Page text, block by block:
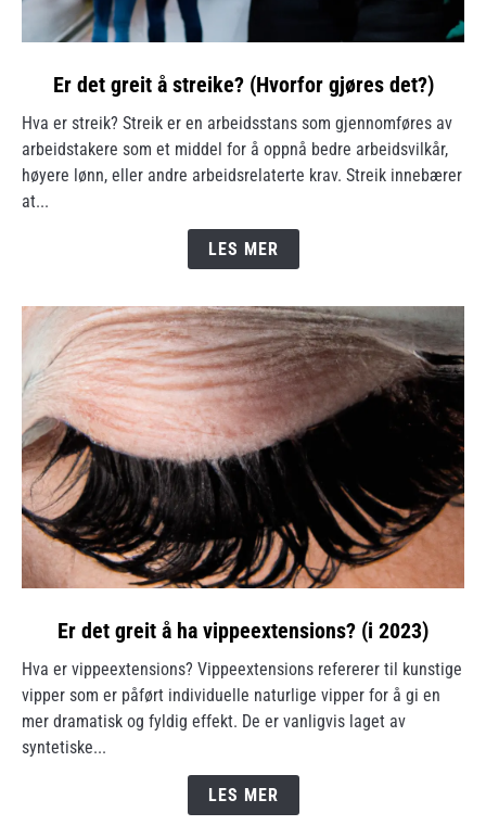
Er
det
greit
å
det?)
Er det greit å streike? (Hvorfor gjøres det?)
Hva er streik? Streik er en arbeidsstans som gjennomføres av
arbeidstakere som et middel for å oppnå bedre arbeidsvilkår,
høyere lønn, eller andre arbeidsrelaterte krav. Streik innebærer
at...
LES MER
Er
det
greit
å
Er det greit å ha vippeextensions? (i 2023)
Hva er vippeextensions? Vippeextensions refererer til kunstige
vipper som er påført individuelle naturlige vipper for å gi en
mer dramatisk og fyldig effekt. De er vanligvis laget av
syntetiske...
LES MER